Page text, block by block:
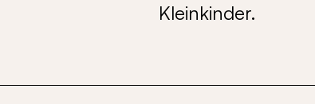
Kleinkinder.